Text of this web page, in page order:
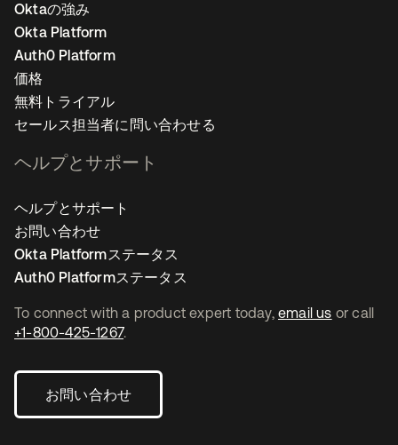
To connect with a product expert today, email us or call
+1-800-425-1267.
お問い合わせ
Oktaの強み
Okta Platform
Auth0 Platform
価格
無料トライアル
セールス担当者に問い合わせる
ヘルプとサポート
ヘルプとサポート
お問い合わせ
Okta Platformステータス
Auth0 Platformステータス